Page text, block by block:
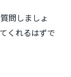
問しましょ
くれるはずで